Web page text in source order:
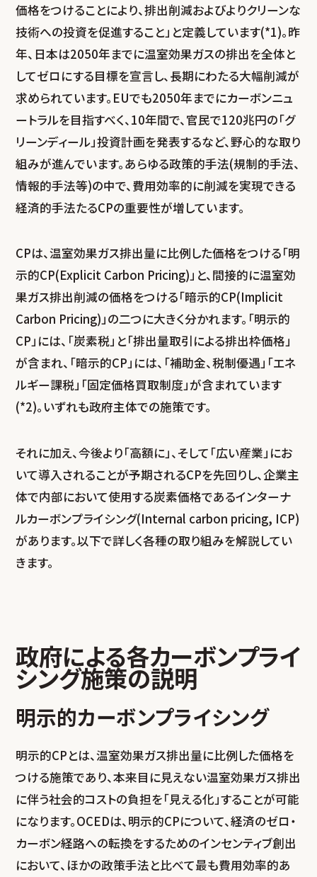
価格をつけることにより、排出削減およびよりクリーンな
技術への投資を促進すること」と定義しています(*1)。昨
年、日本は2050年までに温室効果ガスの排出を全体と
してゼロにする目標を宣言し、長期にわたる大幅削減が
求められています。EUでも2050年までにカーボンニュ
ートラルを目指すべく、10年間で、官民で120兆円の「グ
リーンディール」投資計画を発表するなど、野心的な取り
組みが進んでいます。あらゆる政策的手法(規制的手法、
情報的手法等)の中で、費用効率的に削減を実現できる
経済的手法たるCPの重要性が増しています。
CPは、温室効果ガス排出量に比例した価格をつける「明
示的CP(Explicit Carbon Pricing)」と、間接的に温室効
果ガス排出削減の価格をつける「暗示的CP(Implicit
Carbon Pricing)」の二つに大きく分かれます。「明示的
CP」には、「炭素税」と「排出量取引による排出枠価格」
が含まれ、「暗示的CP」には、「補助金、税制優遇」「エネ
ルギー課税」「固定価格買取制度」が含まれています
(*2)。いずれも政府主体での施策です。
それに加え、今後より「高額に」、そして「広い産業」にお
いて導入されることが予期されるCPを先回りし、企業主
体で内部において使用する炭素価格であるインターナ
ルカーボンプライシング(Internal carbon pricing, ICP)
があります。以下で詳しく各種の取り組みを解説してい
きます。
政府による各カーボンプライ
シング施策の説明
明示的カーボンプライシング
明示的CPとは、温室効果ガス排出量に比例した価格を
つける施策であり、本来目に見えない温室効果ガス排出
に伴う社会的コストの負担を「見える化」することが可能
になります。OCEDは、明示的CPについて、経済のゼロ・
カーボン経路への転換をするためのインセンティブ創出
において、ほかの政策手法と比べて最も費用効率的あ